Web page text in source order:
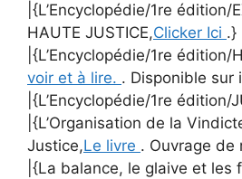
|{L’Encyclopédie/1re édition/
HAUTE JUSTICE,Clicker Ici .}
|{L’Encyclopédie/1re édition/
voir et à lire. . Disponible sur
|{L’Encyclopédie/1re édition/
|{L’Organisation de la
Justice,Le livre . Ouvrage de
|{La balance, le glaive et les